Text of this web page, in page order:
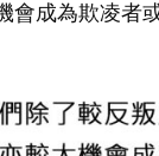
會成為欺凌者